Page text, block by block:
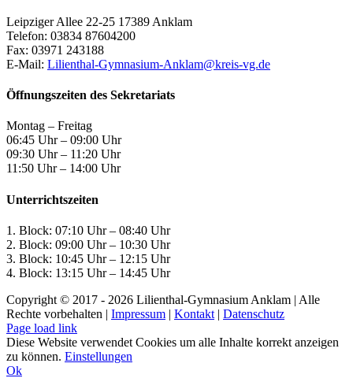
Leipziger Allee 22-25 17389 Anklam
Telefon: 03834 87604200
Fax: 03971 243188
E-Mail: Lilienthal-Gymnasium-Anklam@kreis-vg.de
Öffnungszeiten des Sekretariats
Montag – Freitag
06:45 Uhr – 09:00 Uhr
09:30 Uhr – 11:20 Uhr
11:50 Uhr – 14:00 Uhr
Unterrichtszeiten
1. Block: 07:10 Uhr – 08:40 Uhr
2. Block: 09:00 Uhr – 10:30 Uhr
3. Block: 10:45 Uhr – 12:15 Uhr
4. Block: 13:15 Uhr – 14:45 Uhr
Copyright © 2017 - 2026 Lilienthal-Gymnasium Anklam | Alle
Rechte vorbehalten | Impressum | Kontakt | Datenschutz
Page load link
Diese Website verwendet Cookies um alle Inhalte korrekt anzeigen
zu können. Einstellungen
Ok